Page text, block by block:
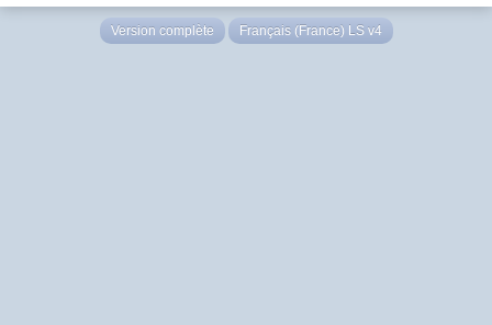
Version complète Français (France) LS v4